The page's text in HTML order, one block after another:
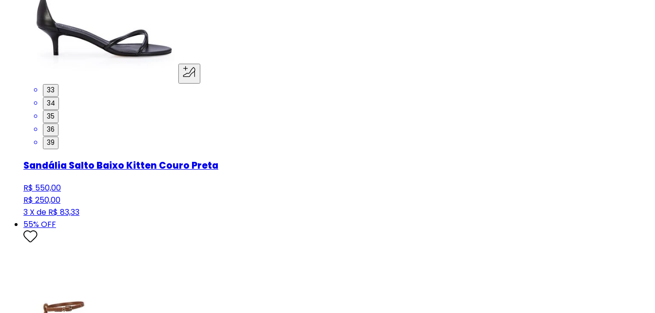
33
34
35
36
39
Sandália Salto Baixo Kitten Couro Preta
R$ 550,00
R$ 250,00
3 X de R$ 83,33
55% OFF